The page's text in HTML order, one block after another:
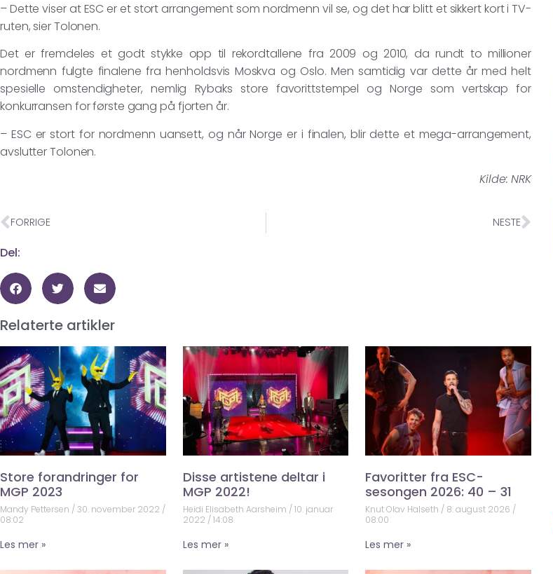
– Dette viser at ESC er et stort arrangement som nordmenn vil se, og det har blitt et sikkert kort i TV-
ruten, sier Tolonen.
Det er fremdeles et godt stykke opp til rekordtallene fra 2009 og 2010, da rundt to millioner
nordmenn fulgte finalene fra henholdsvis Moskva og Oslo. Men samtidig var dette år med helt
spesielle omstendigheter, nemlig Rybaks store favorittstempel og Norge som vertskap for
konkurransen for første gang på fjorten år.
– ESC er stort for nordmenn uansett, og når Norge er i finalen, blir dette et mega-arrangement,
avslutter Tolonen.
Kilde: NRK
FORRIGE NESTE
Del:
Relaterte artikler
Store forandringer for
MGP 2023
Mandy Pettersen
30. november 2022
08:02
Les mer »
Disse artistene deltar i
MGP 2022!
Heidi Elisabeth Aarsheim 10. januar
2022 14:08
Les mer »
Favoritter fra ESC-
sesongen 2026: 40 – 31
Knut Olav Halseth
8. august 2026
08:00
Les mer »